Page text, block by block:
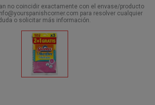
no coincidir exactamente con el envase/producto
para resolver cualquier
o solicitar más información.